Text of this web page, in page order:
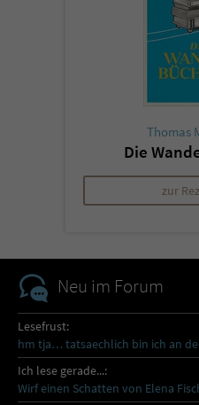
Thomas
Die
zur
Neu im Forum
Lesefrust:
hm tja… tatsaechlich bin ich an
Ich lese gerade...:
Wirf einen Schatten von Elena